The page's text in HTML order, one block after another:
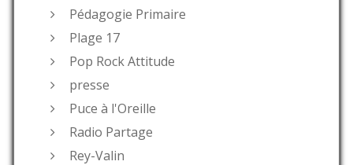
Pédagogie Primaire
Plage 17
Pop Rock Attitude
presse
Puce à l'Oreille
Radio Partage
Rey-Valin